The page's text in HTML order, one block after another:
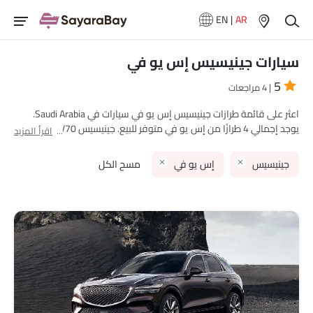
EN|AR
سيارات جينيسيس إس يو في
5 | 4 مراجعات
اعثر على قائمة طرازات جينيسيس إس يو في سيارات في Saudi Arabia.
يوجد إجمالي 4 طرازًا من إس يو في متوفر للبيع. جينيسيس GV70,
في مدينتك، العروض، الفئات، المواصفات، الصور، استهلاك الوقود
والمراجعات.
نماذج جينيسيس قائمة الأسعار
جينيسيس GV70
SAR 241,885
اقرأ المزيد
جينيسيس إس يو في مسح الكل